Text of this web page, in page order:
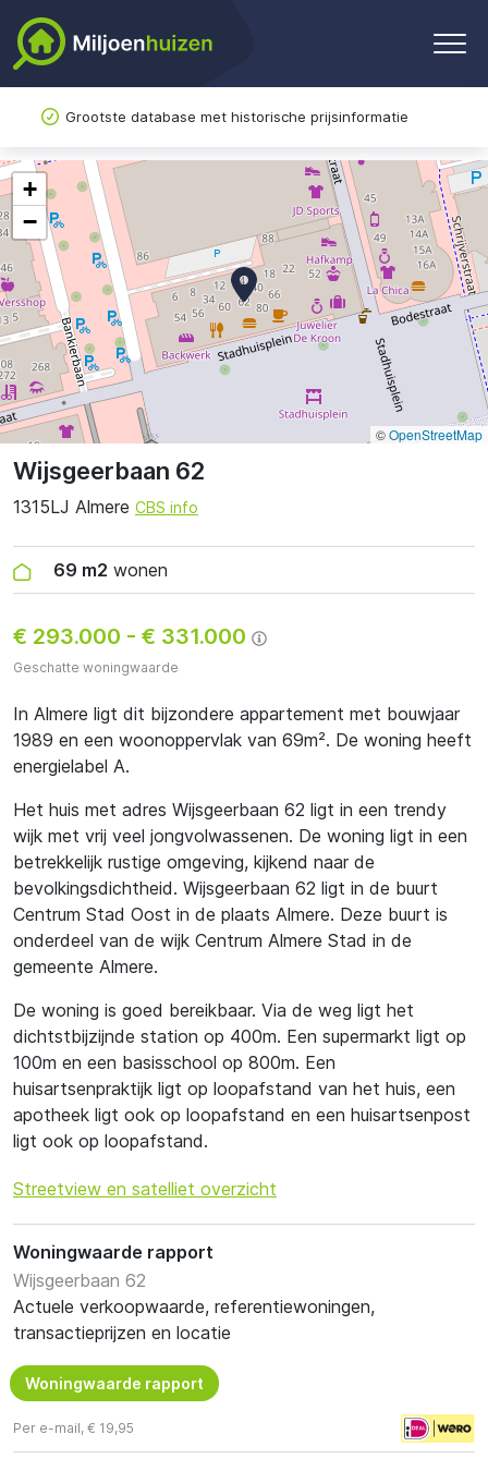
Grootste database met historische prijsinformatie
Wijsgeerbaan 62
1315LJ Almere CBS info
69 m2 wonen
€ 293.000 - € 331.000
Geschatte woningwaarde
In Almere ligt dit bijzondere appartement met bouwjaar
1989 en een woonoppervlak van 69m². De woning heeft
energielabel A.
Het huis met adres Wijsgeerbaan 62 ligt in een trendy
wijk met vrij veel jongvolwassenen. De woning ligt in een
betrekkelijk rustige omgeving, kijkend naar de
bevolkingsdichtheid. Wijsgeerbaan 62 ligt in de buurt
Centrum Stad Oost in de plaats Almere. Deze buurt is
onderdeel van de wijk Centrum Almere Stad in de
gemeente Almere.
De woning is goed bereikbaar. Via de weg ligt het
dichtstbijzijnde station op 400m. Een supermarkt ligt op
100m en een basisschool op 800m. Een
huisartsenpraktijk ligt op loopafstand van het huis, een
apotheek ligt ook op loopafstand en een huisartsenpost
ligt ook op loopafstand.
Streetview en satelliet overzicht
Woningwaarde rapport
Wijsgeerbaan 62
Actuele verkoopwaarde, referentiewoningen,
transactieprijzen en locatie
Woningwaarde rapport
Per e-mail, € 19,95
+
−
©OpenStreetMap